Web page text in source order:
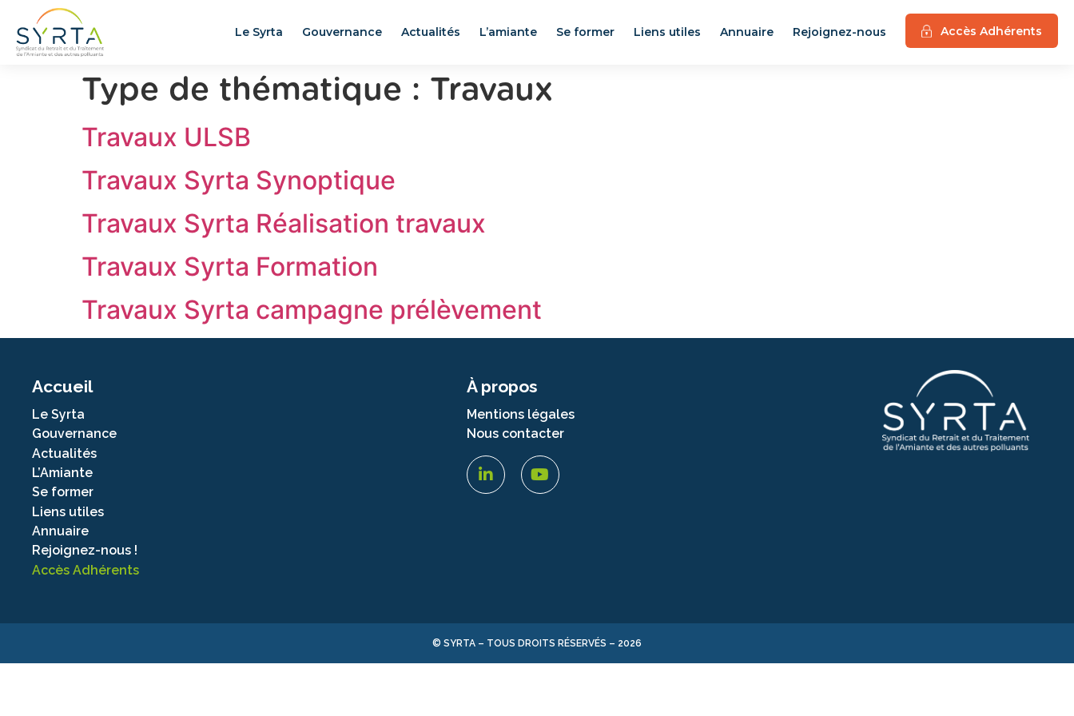
Le Syrta Gouvernance Actualités L’amiante Se former Liens utiles Annuaire Rejoignez-nous Accès Adhérents
Type de thématique : Travaux
Travaux ULSB
Travaux Syrta Synoptique
Travaux Syrta Réalisation travaux
Travaux Syrta Formation
Travaux Syrta campagne prélèvement
Accueil
Le Syrta
Gouvernance
Actualités
L’Amiante
Se former
Liens utiles
Annuaire
Rejoignez-nous !
Accès Adhérents
À propos
Mentions légales
Nous contacter
© SYRTA – TOUS DROITS RÉSERVÉS – 2026